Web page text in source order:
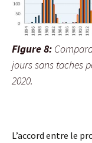
Figure 8:
jours sans taches
2020.
L’accord entre le